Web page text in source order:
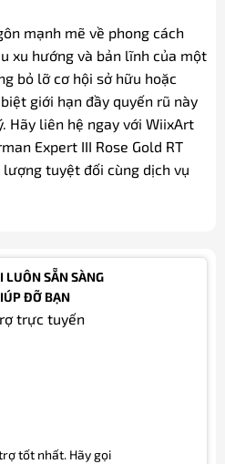
mạnh mẽ về phong cách
xu hướng và bản lĩnh của một
bỏ lỡ cơ hội sở hữu hoặc
giới hạn đầy quyến rũ này
Hãy liên hệ ngay với WiixArt
Expert III Rose Gold RT
tuyệt đối cùng dịch vụ
LUÔN SẴN SÀNG
ĐỠ BẠN
tốt nhất. Hãy gọi